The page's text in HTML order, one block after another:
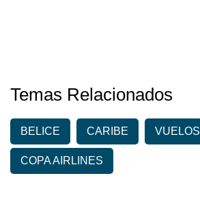
Temas Relacionados
BELICE CARIBE VUELOS
COPA AIRLINES